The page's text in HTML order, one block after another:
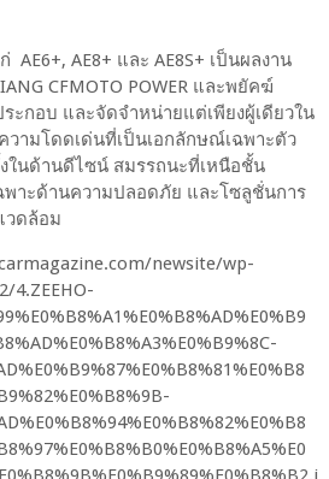
AE8+ และ AE8S+ เป็นผลงาน
CFMOTO POWER และพยัคฆ์
ระกอบ และจัดจำหน่ายแต่เพียงผู้เดียวใน
ามโดดเด่นที่เป็นเอกลักษณ์เฉพาะตัว
ในด้านดีไซน์ สมรรถนะที่เหนือชั้น
พาะด้านความปลอดภัย และโซลูชั่นการ
วดล้อม